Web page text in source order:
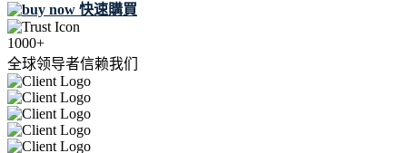
快速購買
1000+
全球领导者信赖我们